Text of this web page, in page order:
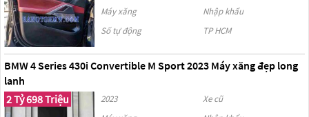
Máy xăng
Nhập khẩu
Số tự động
TP HCM
BMW 4 Series 430i Convertible M Sport 2023 Máy xăng đẹp long
lanh
2 Tỷ 698 Triệu
2023
Xe cũ